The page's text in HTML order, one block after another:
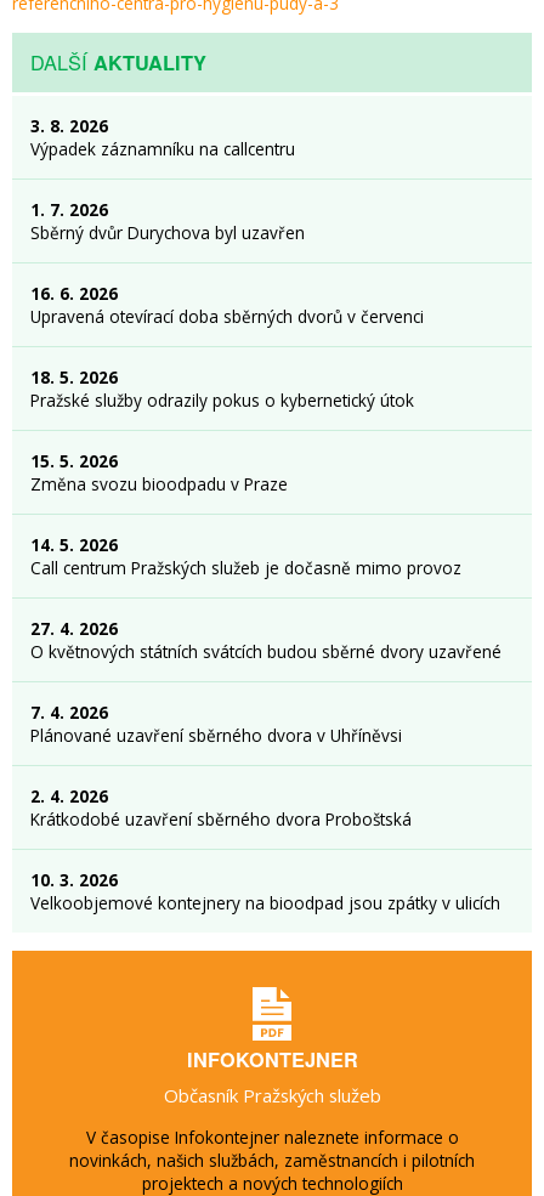
DALŠÍAKTUALITY
3. 8. 2026
Výpadek záznamníku na callcentru
1. 7. 2026
Sběrný dvůr Durychova byl uzavřen
16. 6. 2026
Upravená otevírací doba sběrných dvorů v červenci
18. 5. 2026
Pražské služby odrazily pokus o kybernetický útok
15. 5. 2026
Změna svozu bioodpadu v Praze
14. 5. 2026
Call centrum Pražských služeb je dočasně mimo provoz
27. 4. 2026
O květnových státních svátcích budou sběrné dvory uzavřené
7. 4. 2026
Plánované uzavření sběrného dvora v Uhříněvsi
2. 4. 2026
Krátkodobé uzavření sběrného dvora Proboštská
10. 3. 2026
Velkoobjemové kontejnery na bioodpad jsou zpátky v ulicích
INFOKONTEJNER
Občasník Pražských služeb
V časopise Infokontejner naleznete informace o
novinkách, našich službách, zaměstnancích i pilotních
projektech a nových technologiích